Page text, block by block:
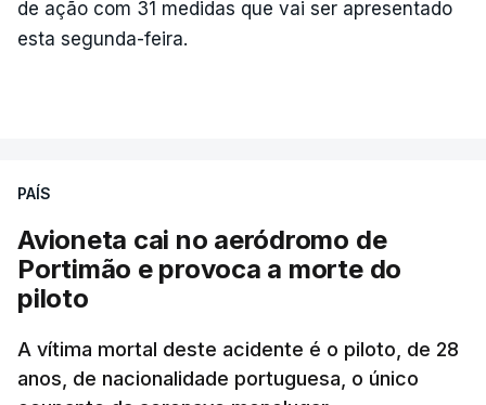
de ação com 31 medidas que vai ser apresentado
esta segunda-feira.
PAÍS
Avioneta cai no aeródromo de
Portimão e provoca a morte do
piloto
A vítima mortal deste acidente é o piloto, de 28
anos, de nacionalidade portuguesa, o único